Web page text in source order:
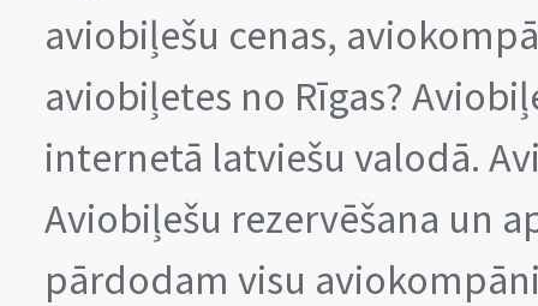
aviobiļešu cenas,
aviobiļetes no Rīgas?
internetā latviešu valodā.
Aviobiļešu rezervēšana un
pārdodam visu